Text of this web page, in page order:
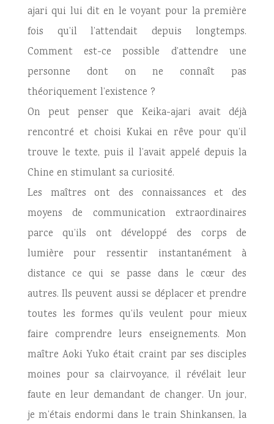
ajari qui lui dit en le voyant pour la première
fois qu’il l’attendait depuis longtemps.
Comment est-ce possible d’attendre une
personne dont on ne connaît pas
théoriquement l’existence ?
On peut penser que Keika-ajari avait déjà
rencontré et choisi Kukai en rêve pour qu’il
trouve le texte, puis il l’avait appelé depuis la
Chine en stimulant sa curiosité.
Les maîtres ont des connaissances et des
moyens de communication extraordinaires
parce qu’ils ont développé des corps de
lumière pour ressentir instantanément à
distance ce qui se passe dans le cœur des
autres. Ils peuvent aussi se déplacer et prendre
toutes les formes qu’ils veulent pour mieux
faire comprendre leurs enseignements. Mon
maître Aoki Yuko était craint par ses disciples
moines pour sa clairvoyance, il révélait leur
faute en leur demandant de changer. Un jour,
je m’étais endormi dans le train Shinkansen, la